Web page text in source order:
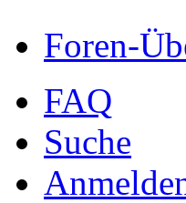
Foren-
FAQ
Suche